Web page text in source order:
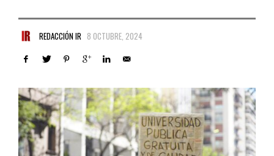
REDACCIÓN IR 8 OCTUBRE, 2024